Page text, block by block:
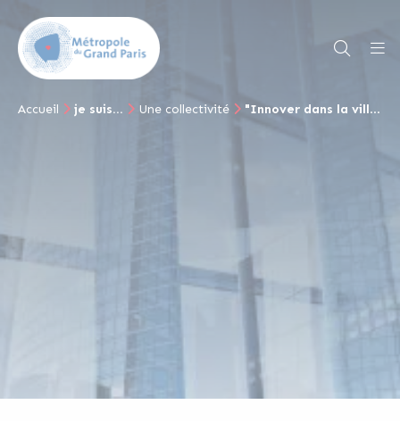
Accueil je suis... Une collectivité "Innover dans la ville"